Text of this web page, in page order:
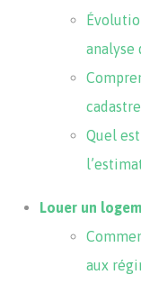
analyse
cadastre
Quel
Louer un
aux